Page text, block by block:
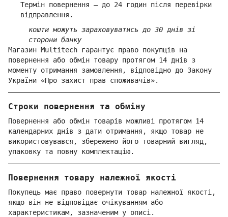
Термін повернення — до 24 годин після перевірки
відправлення.
кошти можуть зараховуватись до 30 днів зі
сторони банку
Магазин Multitech гарантує право покупців на
повернення або обмін товару протягом 14 днів з
моменту отримання замовлення, відповідно до Закону
України «Про захист прав споживачів».
Строки повернення та обміну
Повернення або обмін товарів можливі протягом 14
календарних днів з дати отримання, якщо товар не
використовувався, збережено його товарний вигляд,
упаковку та повну комплектацію.
Повернення товару належної якості
Покупець має право повернути товар належної якості,
якщо він не відповідає очікуванням або
характеристикам, зазначеним у описі.